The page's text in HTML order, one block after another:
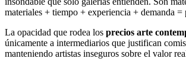
materiales + tiempo + experiencia + demanda =
La opacidad que rodea los precios arte
únicamente a intermediarios que justifican
manteniendo artistas inseguros sobre el valor